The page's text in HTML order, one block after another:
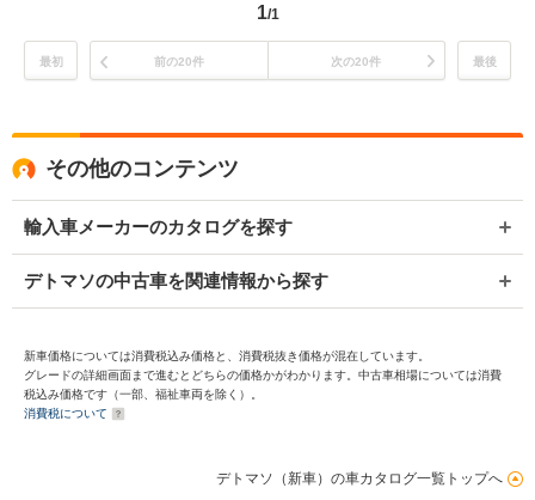
1/1
最初 前の20件 次の20件 最後
その他のコンテンツ
輸入車メーカーのカタログを探す
デトマソの中古車を関連情報から探す
新車価格については消費税込み価格と、消費税抜き価格が混在しています。
グレードの詳細画面まで進むとどちらの価格かがわかります。中古車相場については消費
税込み価格です（一部、福祉車両を除く）。
消費税について
デトマソ（新車）の車カタログ一覧トップへ